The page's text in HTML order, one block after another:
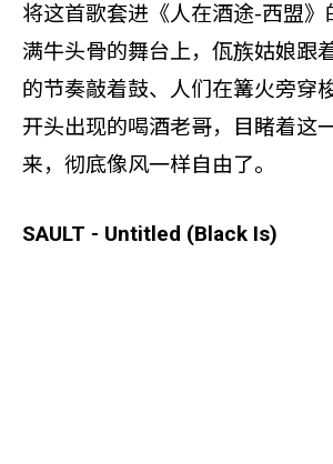
将这首歌套进《人在酒途-西盟
满牛头骨的舞台上，佤族姑娘跟
的节奏敲着鼓、人们在篝火旁穿
开头出现的喝酒老哥，目睹着这
来，彻底像风一样自由了。
SAULT - Untitled (Black Is)